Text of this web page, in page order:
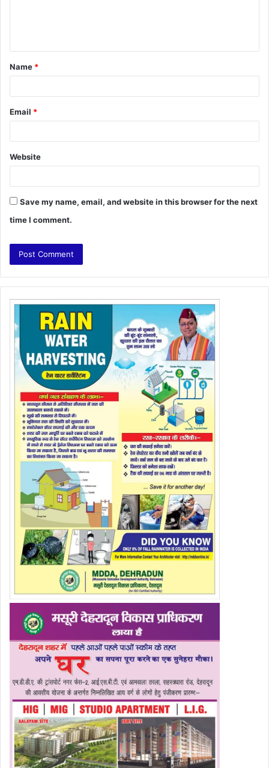
t
*
Name *
Email *
Website
Save my name, email, and website in this browser for the next
time I comment.